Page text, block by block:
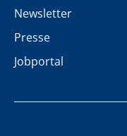
Newsletter
Presse
Jobportal